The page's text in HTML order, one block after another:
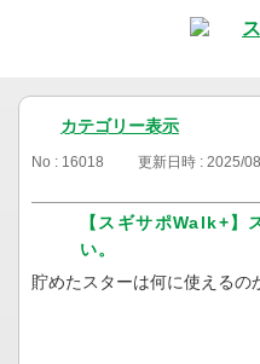
カテゴリー表示
No : 16018 更新日時 : 2025/
【スギサポWalk+】
い。
貯めたスターは何に使えるの